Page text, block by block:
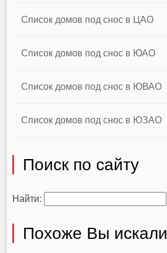
Список домов под снос в ЦАО
Список домов под снос в ЮАО
Список домов под снос в ЮВАО
Список домов под снос в ЮЗАО
Поиск по сайту
Найти:
Похоже Вы искали